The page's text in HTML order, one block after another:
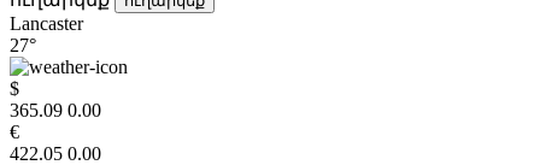
Lancaster
27°
$
365.09 0.00
€
422.05 0.00